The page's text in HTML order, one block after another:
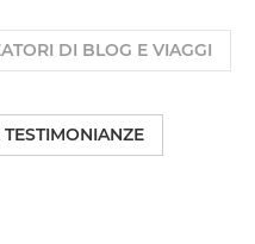
DI BLOG E VIAGGI